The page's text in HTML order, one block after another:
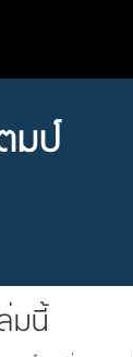
มป์
มนี้